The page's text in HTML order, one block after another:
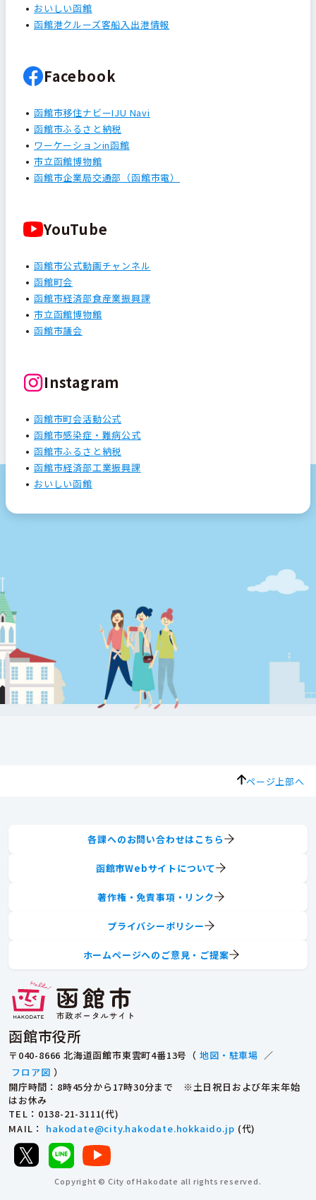
おいしい函館
函館港クルーズ客船入出港情報
Facebook
函館市移住ナビーIJU Navi
函館市ふるさと納税
ワーケーションin函館
市立函館博物館
函館市企業局交通部（函館市電）
YouTube
函館市公式動画チャンネル
函館町会
函館市経済部食産業振興課
市立函館博物館
函館市議会
Instagram
函館市町会活動公式
函館市感染症・難病公式
函館市ふるさと納税
函館市経済部工業振興課
おいしい函館
ページ上部へ
函館市役所
〒040-8666 北海道函館市東雲町4番13号（ 地図・駐車場 ／
フロア図 ）
開庁時間：8時45分から17時30分まで ※土日祝日および年末年始
はお休み
TEL ：0138-21-3111(代)
MAIL ： hakodate@city.hakodate.hokkaido.jp (代)
各課へのお問い合わせはこちら
函館市Webサイトについて
著作権・免責事項・リンク
プライバシーポリシー
ホームページへのご意見・ご提案
Copyright © City of Hakodate all rights reserved.